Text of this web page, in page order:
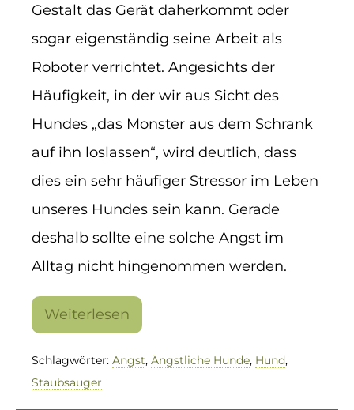
Gestalt das Gerät daherkommt oder
sogar eigenständig seine Arbeit als
Roboter verrichtet. Angesichts der
Häufigkeit, in der wir aus Sicht des
Hundes „das Monster aus dem Schrank
auf ihn loslassen“, wird deutlich, dass
dies ein sehr häufiger Stressor im Leben
unseres Hundes sein kann. Gerade
deshalb sollte eine solche Angst im
Alltag nicht hingenommen werden.
Weiterlesen
Das
Monster
Haushalt
Schlagwörter: Angst, Ängstliche Hunde, Hund,
Staubsauger